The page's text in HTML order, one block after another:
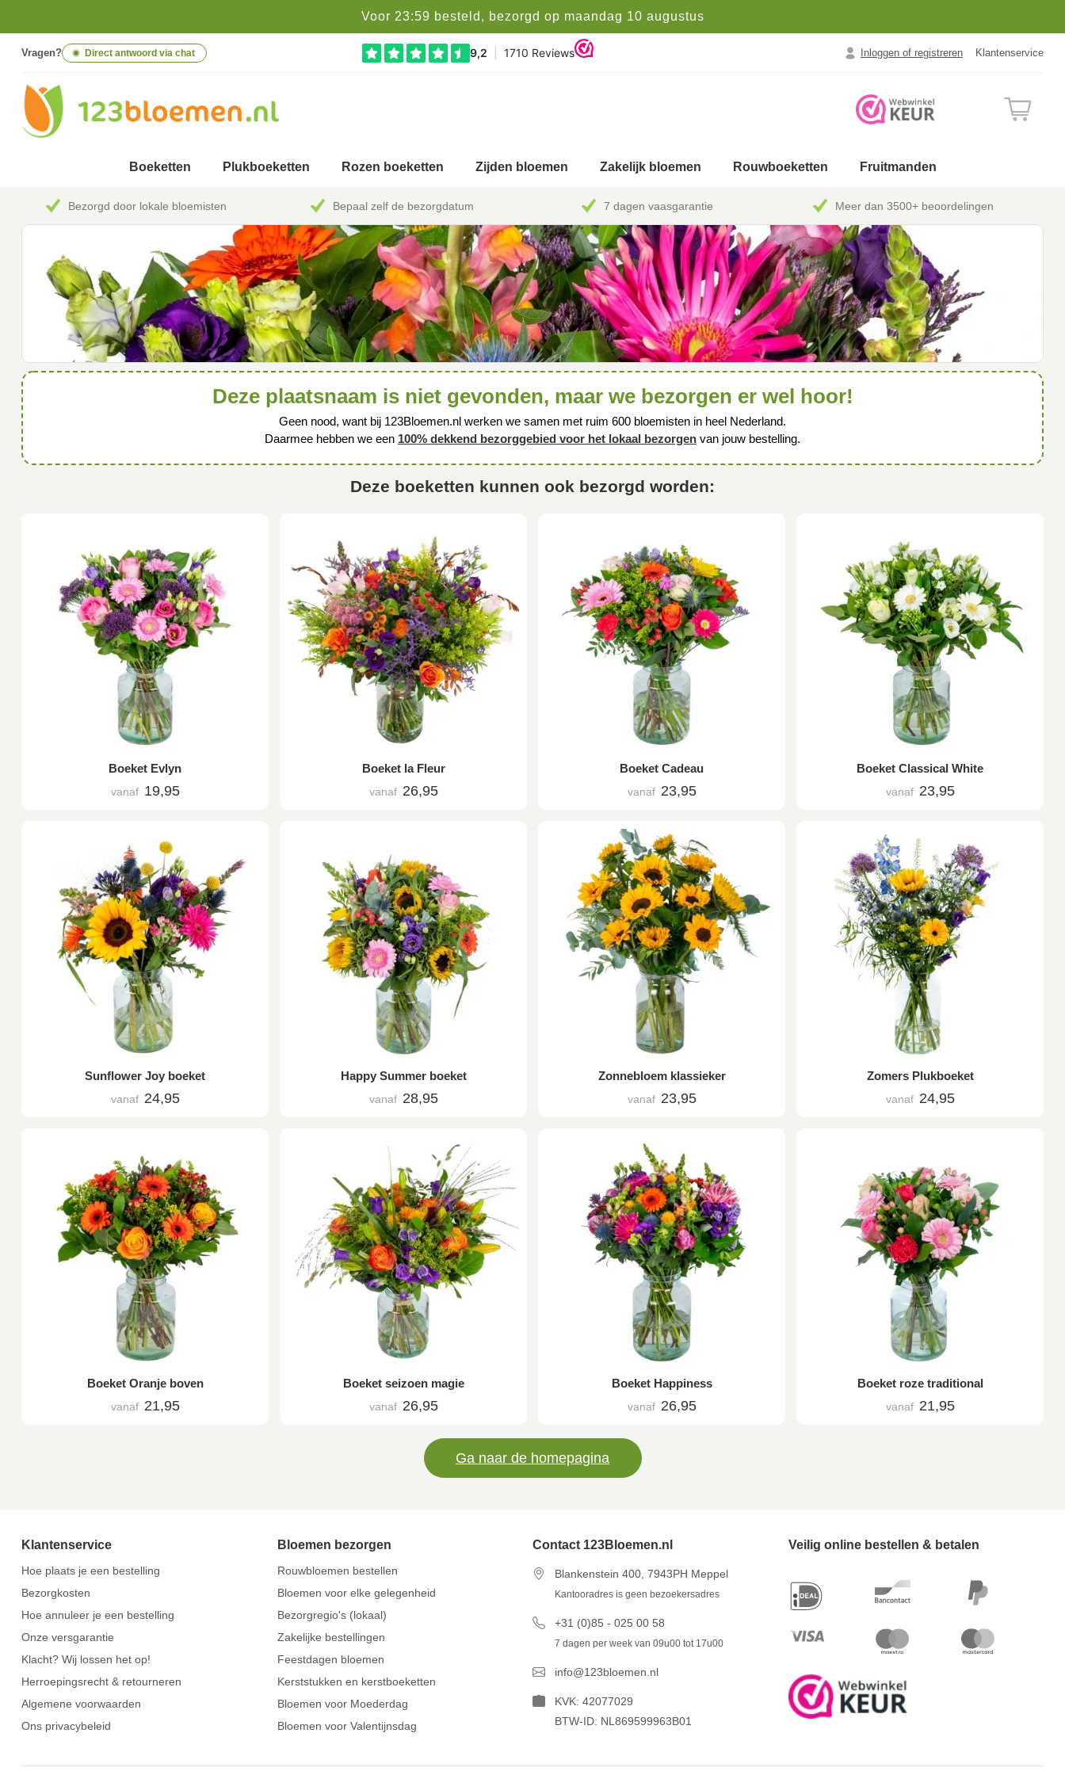
Voor 23:59 besteld, bezorgd op maandag 10 augustus
Vragen? Direct antwoord via chat Inloggen of registreren Klantenservice
Boeketten Plukboeketten Rozen boeketten Zijden bloemen Zakelijk bloemen Rouwboeketten Fruitmanden
Bezorgd door lokale bloemisten Bepaal zelf de bezorgdatum 7 dagen vaasgarantie Meer dan 3500+ beoordelingen
Deze plaatsnaam is niet gevonden, maar we bezorgen er wel hoor!
Geen nood, want bij 123Bloemen.nl werken we samen met ruim 600 bloemisten in heel Nederland.
Daarmee hebben we een 100% dekkend bezorggebied voor het lokaal bezorgenvan jouw bestelling.
Deze boeketten kunnen ook bezorgd worden:
Boeket Evlyn
vanaf 19,95
Boeket la Fleur
vanaf 26,95
Boeket Cadeau
vanaf 23,95
Boeket Classical White
vanaf 23,95
Sunflower Joy boeket
vanaf 24,95
Happy Summer boeket
vanaf 28,95
Zonnebloem klassieker
vanaf 23,95
Zomers Plukboeket
vanaf 24,95
Boeket Oranje boven
vanaf 21,95
Boeket seizoen magie
vanaf 26,95
Boeket Happiness
vanaf 26,95
Boeket roze traditional
vanaf 21,95
Ga naar de homepagina
Klantenservice
Hoe plaats je een bestelling
Bezorgkosten
Hoe annuleer je een bestelling
Onze versgarantie
Klacht? Wij lossen het op!
Herroepingsrecht & retourneren
Algemene voorwaarden
Ons privacybeleid
Bloemen bezorgen
Rouwbloemen bestellen
Bloemen voor elke gelegenheid
Bezorgregio's (lokaal)
Zakelijke bestellingen
Feestdagen bloemen
Kerststukken en kerstboeketten
Bloemen voor Moederdag
Bloemen voor Valentijnsdag
Contact 123Bloemen.nl
Blankenstein 400, 7943PH Meppel
Kantooradres is geen bezoekersadres
+31 (0)85 - 025 00 58
7 dagen per week van 09u00 tot 17u00
info@123bloemen.nl
KVK: 42077029
BTW-ID: NL869599963B01
Veilig online bestellen & betalen